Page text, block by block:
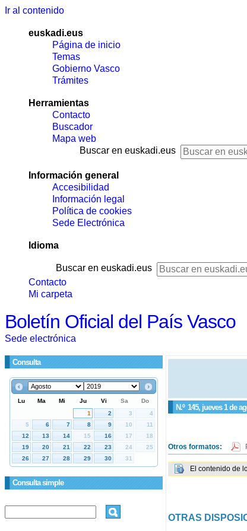
Ir al contenido
euskadi.eus
Página de inicio
Temas
Gobierno Vasco
Trámites
Herramientas
Contacto
Buscador
Mapa web
Buscar en euskadi.eus
Información general
Accesibilidad
Información legal
Política de cookies
Sede Electrónica
Idioma
Buscar en euskadi.eus
Contacto
Mi carpeta
Boletín Oficial del País Vasco
Sede electrónica
Consulta
Consulta simple
N.º 145, jueves 1 de
Otros formatos:
El contenido de
OTRAS